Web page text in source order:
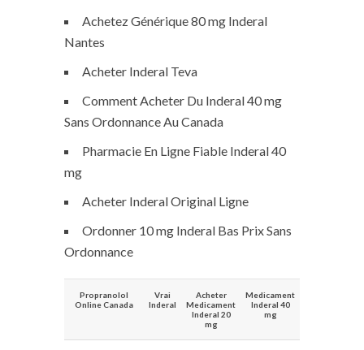
Achetez Générique 80 mg Inderal
Nantes
Acheter Inderal Teva
Comment Acheter Du Inderal 40 mg
Sans Ordonnance Au Canada
Pharmacie En Ligne Fiable Inderal 40
mg
Acheter Inderal Original Ligne
Ordonner 10 mg Inderal Bas Prix Sans
Ordonnance
Propranolol
Online Canada
Vrai
Inderal
Acheter
Medicament
Inderal 20
mg
Medicament
Inderal 40
mg